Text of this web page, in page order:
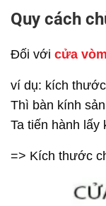
Quy cách
Đối với cửa
ví dụ: kích
Thì bàn kính
Ta tiến hành
=> Kích thước